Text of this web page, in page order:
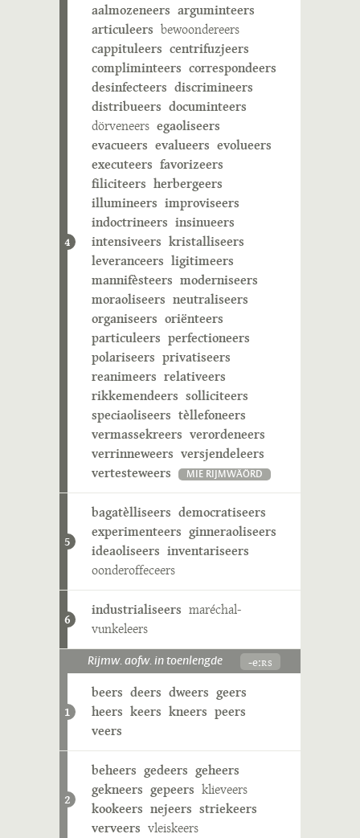
4
aalmozeneers arguminteers
articuleers bewoondereers
cappituleers centrifuzjeers
compliminteers correspondeers
desinfecteers discrimineers
distribueers documinteers
dörveneers egaoliseers
evacueers evalueers evolueers
executeers favorizeers
filiciteers herbergeers
illumineers improviseers
indoctrineers insinueers
intensiveers kristalliseers
leveranceers ligitimeers
mannifèsteers moderniseers
moraoliseers neutraliseers
organiseers oriënteers
particuleers perfectioneers
polariseers privatiseers
reanimeers relativeers
rikkemendeers solliciteers
speciaoliseers tèllefoneers
vermassekreers verordeneers
verrinneweers versjendeleers
vertesteweers
MIE RIJMWÄÖRD
5
bagatèlliseers democratiseers
experimenteers ginneraoliseers
ideaoliseers inventariseers
oonderoffeceers
6
industrialiseers maréchal-
vunkeleers
Rijmw. aofw. in toenlengde -eːʀs
1
beers deers dweers geers
heers keers kneers peers
veers
2
beheers gedeers geheers
gekneers gepeers klieveers
kookeers nejeers striekeers
verveers vleiskeers